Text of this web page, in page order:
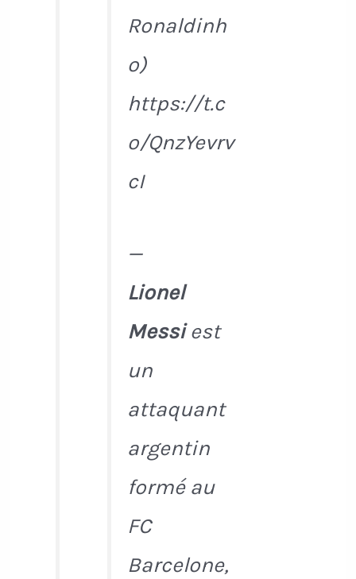
Ronaldinh
o)
https://t.c
o/QnzYevrv
cI
—
Lionel
Messiest
un
attaquant
argentin
formé au
FC
Barcelone,